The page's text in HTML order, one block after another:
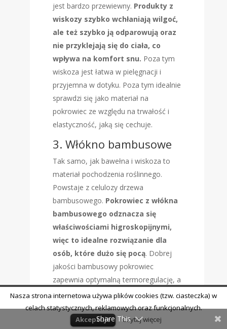
jest bardzo przewiewny. Produkty z
wiskozy szybko wchłaniają wilgoć,
ale też szybko ją odparowują oraz
nie przyklejają się do ciała, co
wpływa na komfort snu. Poza tym
wiskoza jest łatwa w pielęgnacji i
przyjemna w dotyku. Poza tym idealnie
sprawdzi się jako materiał na
pokrowiec ze względu na trwałość i
elastyczność, jaką się cechuje.
3. Włókno bambusowe
Tak samo, jak bawełna i wiskoza to
materiał pochodzenia roślinnego.
Powstaje z celulozy drzewa
bambusowego. Pokrowiec z włókna
bambusowego odznacza się
właściwościami higroskopijnymi,
więc to idealne rozwiązanie dla
osób, które dużo się pocą. Dobrej
jakości bambusowy pokrowiec
zapewnia optymalną termoregulację, a
przy tym jest delikatny w dotyku.
4. Tkanina
wodoodporna
Nasza strona internetowa używa plików cookies (tzw. ciasteczka) w
celach statystycznych, reklamowych oraz funkcjonalnych.
Akceptuje
Czytaj więcej
Share This